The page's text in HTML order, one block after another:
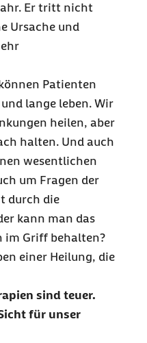
Er tritt nicht
Ursache und
Patienten
lange leben. Wir
heilen, aber
halten. Und auch
wesentlichen
um Fragen der
durch die
kann man das
im Griff behalten?
einer Heilung, die
sind teuer.
für unser